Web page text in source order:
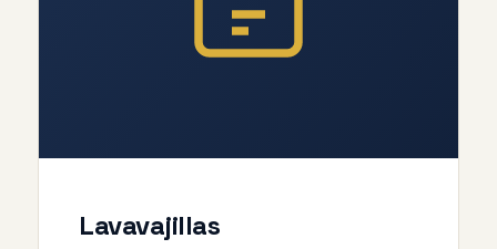
Lavavajillas